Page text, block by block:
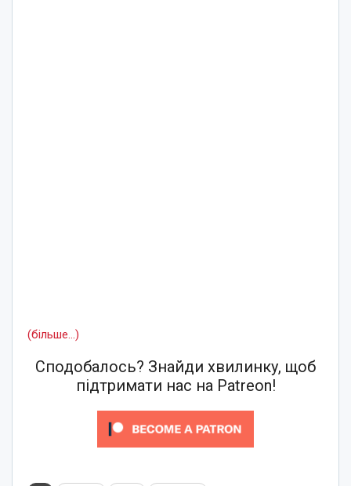
(більше…)
Сподобалось? Знайди хвилинку, щоб
підтримати нас на Patreon!